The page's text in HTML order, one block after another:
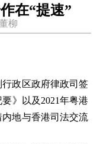
在“提速”
柳
政区政府律政司签
》以及2021年粤港
地与香港司法交流